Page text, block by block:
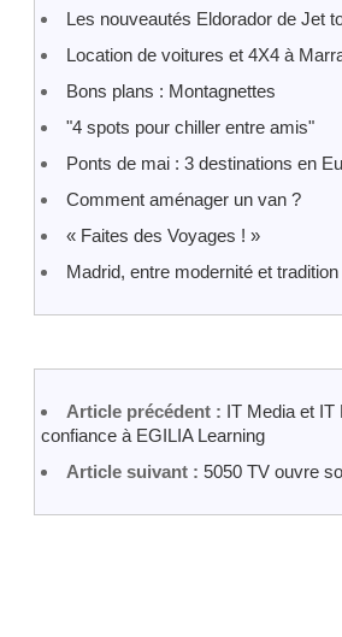
Les nouveautés Eldorador de Jet
Location de voitures et 4X4 à
Bons plans : Montagnettes
"4 spots pour chiller entre amis"
Ponts de mai : 3 destinations en
Comment aménager un van ?
« Faites des Voyages ! »
Madrid, entre modernité et tradition
Article précédent : IT Media et IT
confiance à EGILIA Learning
Article suivant : 5050 TV ouvre